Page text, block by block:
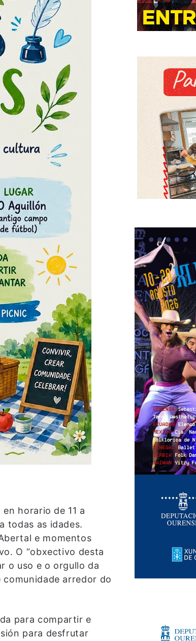
horario de 11 a
todas as idades.
e momentos
O “obxectivo desta
o uso e o orgullo da
arredor do
para compartir e
para desfrutar